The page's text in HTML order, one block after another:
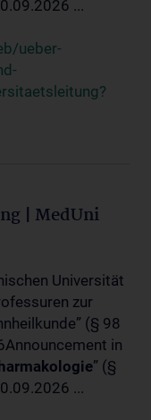
...
ueber-
| MedUni
Universität
zur
(§ 98
in
” (§
...